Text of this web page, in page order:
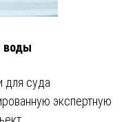
воды
для суда
экспертную